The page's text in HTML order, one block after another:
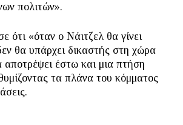
πολιτών».
ότι «όταν ο Νάιτζελ θα γίνει
θα υπάρχει δικαστής στη χώρα
αποτρέψει έστω και μια πτήση
τα πλάνα του κόμματος